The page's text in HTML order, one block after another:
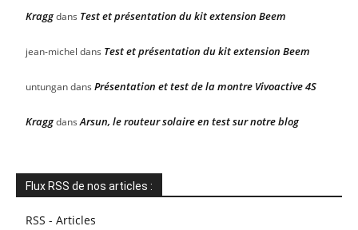
Kraggdans Test et présentation du kit extension Beem
jean-michel dans Test et présentation du kit extension Beem
untungandans Présentation et test de la montre Vivoactive 4S
KraggdansArsun, le routeur solaire en test sur notre blog
Flux RSS de nos articles :
RSS - Articles